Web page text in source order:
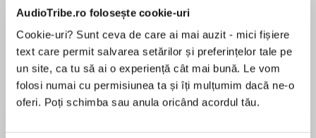
AudioTribe.ro folosește cookie-uri
Cookie-uri? Sunt ceva de care ai mai auzit - mici fișiere
text care permit salvarea setărilor și preferințelor tale pe
un site, ca tu să ai o experiență cât mai bună. Le vom
folosi numai cu permisiunea ta și îți mulțumim dacă ne-o
oferi. Poți schimba sau anula oricând acordul tău.
de...
Dani Francis
la...
Lauren Weisberger
Desprecarte
Three classic tales of Christmas and love,